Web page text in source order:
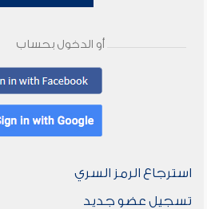
أو الدخول بحساب
استرجاع الرمز السري
تسجيل عضو جديد